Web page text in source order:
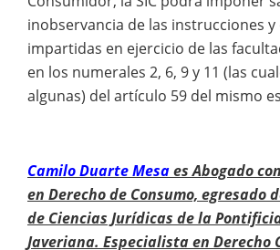
inobservancia de las instrucciones
impartidas en ejercicio de las
en los numerales 2, 6, 9 y 11 (las
algunas) del artículo 59 del mismo
Camilo Duarte MesaesAbogado
en Derecho de Consumo, egresado
de Ciencias Jurídicas de la
Javeriana. Especialista en Derecho